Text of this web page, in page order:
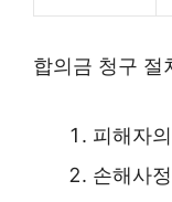
합의금 청구 절
피해자
손해사